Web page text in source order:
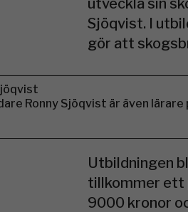
utveckla sin
Sjöqvist. I
gör att
Ronny Sjöqvist är även
Utbildningen
tillkommer ett
9000 kronor